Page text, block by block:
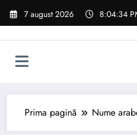
Sari
7 august 2026 8:04:35
Prima pagină Nume